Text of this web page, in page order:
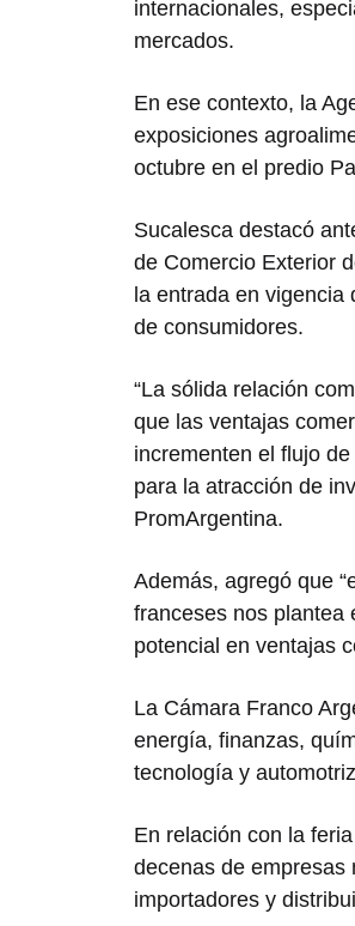
internacionales,
mercados.
En ese contexto, la
exposiciones
octubre en el predio
Sucalesca destacó
de Comercio Exterior
la entrada en
de consumidores.
“La sólida relación
que las ventajas
incrementen el flujo
para la atracción de
PromArgentina.
Además, agregó que
franceses nos plantea
potencial en ventajas
La Cámara Franco
energía, finanzas,
tecnología y
En relación con la
decenas de empresas
importadores y